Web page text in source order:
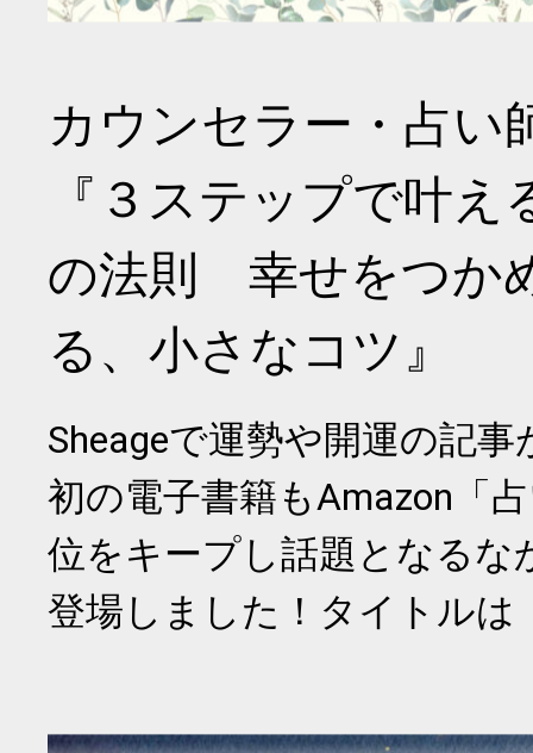
カウンセラー・占い
『３ステップで叶
の法則 幸せをつか
る、小さなコツ』
Sheageで運勢や開運の記
初の電子書籍もAmazon「
位をキープし話題となるな
登場しました！タイトルは